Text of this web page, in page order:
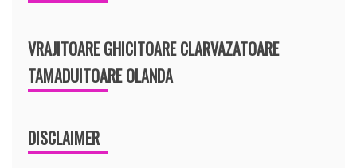
VRAJITOARE GHICITOARE CLARVAZATOARE
TAMADUITOARE OLANDA
DISCLAIMER